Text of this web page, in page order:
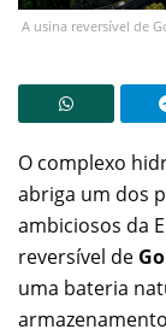
A usina reversível de
O complexo
abriga um dos
ambiciosos da
reversível de
uma bateria